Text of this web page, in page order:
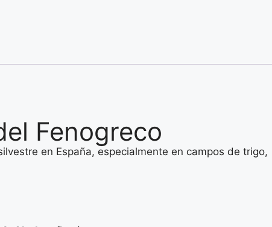
Fenogreco
en España, especialmente en campos de trigo,